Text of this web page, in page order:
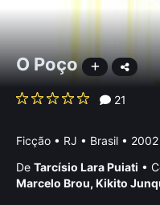
O Poço
21
Ficção • RJ • Brasil •
De Tarcísio Lara Puiati •
Marcelo Brou, Kikito